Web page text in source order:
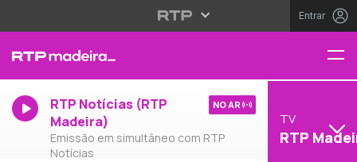
Entrar
RTP Notícias (RTP
Madeira)
Emissão em simultâneo com RTP
Notícias
NO AR
TV
RTP